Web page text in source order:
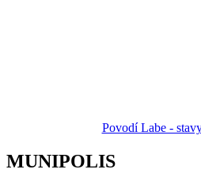
Povodí Labe -
MUNIPOLIS